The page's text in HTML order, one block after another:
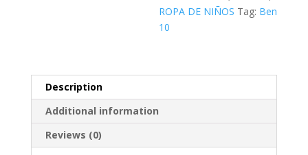
ROPA DE NIÑOS Tag: Ben
10
Description
Additional information
Reviews (0)